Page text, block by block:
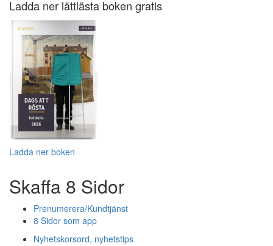
Ladda ner lättlästa boken gratis
Ladda ner boken
Skaffa 8 Sidor
Prenumerera/Kundtjänst
8 Sidor som app
Nyhetskorsord, nyhetstips